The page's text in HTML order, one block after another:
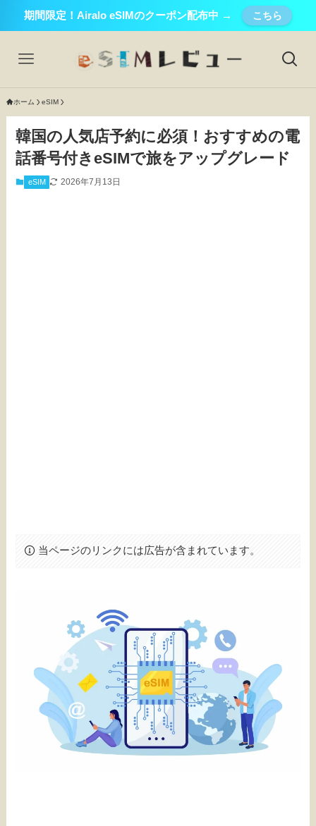
期間限定！Airalo eSIMのクーポン配布中 → こちら
ホーム eSIM
韓国の人気店予約に必須！おすすめの電
話番号付きeSIMで旅をアップグレード
eSIM 2026年7月13日
当ページのリンクには広告が含まれています。